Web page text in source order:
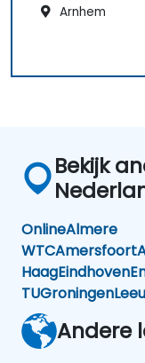
Arnhem
Bekijk
OnlineAlmere
WTCAmersfoort
HaagEindhoven
TUGroningen
Andere